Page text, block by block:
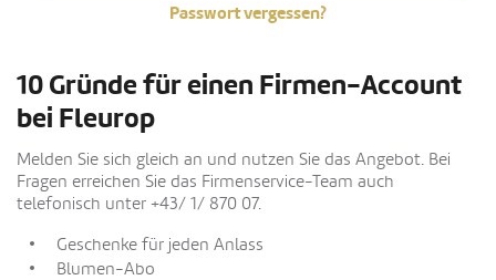
Passwort vergessen?
10 Gründe für einen Firmen-Account
bei Fleurop
Melden Sie sich gleich an und nutzen Sie das Angebot. Bei
Fragen erreichen Sie das Firmenservice-Team auch
telefonisch unter +43/ 1/ 870 07.
Geschenke für jeden Anlass
Blumen-Abo